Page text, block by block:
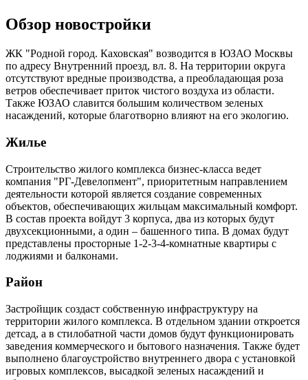
Обзор новостройки
ЖК "Родной город. Каховская" возводится в ЮЗАО Москвы
по адресу Внутренний проезд, вл. 8. На территории округа
отсутствуют вредные производства, а преобладающая роза
ветров обеспечивает приток чистого воздуха из области.
Также ЮЗАО славится большим количеством зеленых
насаждений, которые благотворно влияют на его экологию.
Жилье
Строительство жилого комплекса бизнес-класса ведет
компания "РГ-Девелопмент", приоритетным направлением
деятельности которой является создание современных
объектов, обеспечивающих жильцам максимальный комфорт.
В состав проекта войдут 3 корпуса, два из которых будут
двухсекционными, а один – башенного типа. В домах будут
представлены просторные 1-2-3-4-комнатные квартиры с
лоджиями и балконами.
Район
Застройщик создаст собственную инфраструктуру на
территории жилого комплекса. В отдельном здании откроется
детсад, а в стилобатной части домов будут функционировать
заведения коммерческого и бытового назначения. Также будет
выполнено благоустройство внутреннего двора с установкой
игровых комплексов, высадкой зеленых насаждений и